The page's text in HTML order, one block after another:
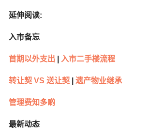
延伸阅读:
入市备忘
首期以外支出 入市二手楼流程
转让契 VS 送让契 遗产物业继承
管理费知多啲
最新动态